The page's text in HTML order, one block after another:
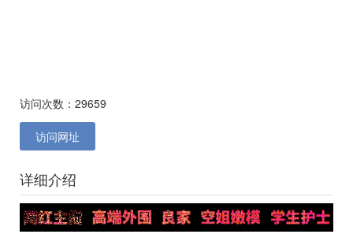
访问次数：29659
访问网址
详细介绍